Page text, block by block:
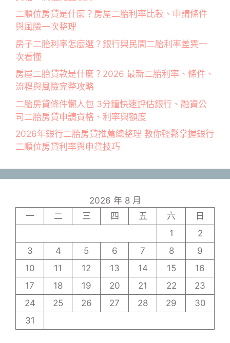
二順位房貸是什麼？房屋二胎利率比較、申請條件
與風險一次整理
房子二胎利率怎麼選？銀行與民間二胎利率差異一
次看懂
房屋二胎貸款是什麼？2026 最新二胎利率、條件、
流程與風險完整攻略
二胎房貸條件懶人包 3分鐘快速評估銀行、融資公
司二胎房貸申請資格、利率與額度
2026年銀行二胎房貸推薦總整理 教你輕鬆掌握銀行
二順位房貸利率與申貸技巧
2026 年 8 月
一
二 三 四 五 六
日
1
2
3
4 5 6 7 8
9
10
11 12 13 14 15
16
17
18 19 20 21 22
23
24
25 26 27 28 29
30
31